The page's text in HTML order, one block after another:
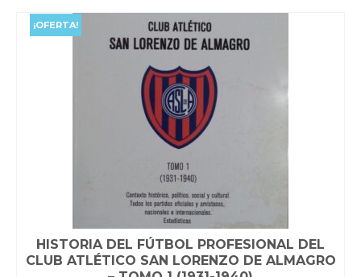
$52,000.00.
¡OFERTA!
HISTORIA DEL FÚTBOL PROFESIONAL DEL
CLUB ATLÉTICO SAN LORENZO DE ALMAGRO